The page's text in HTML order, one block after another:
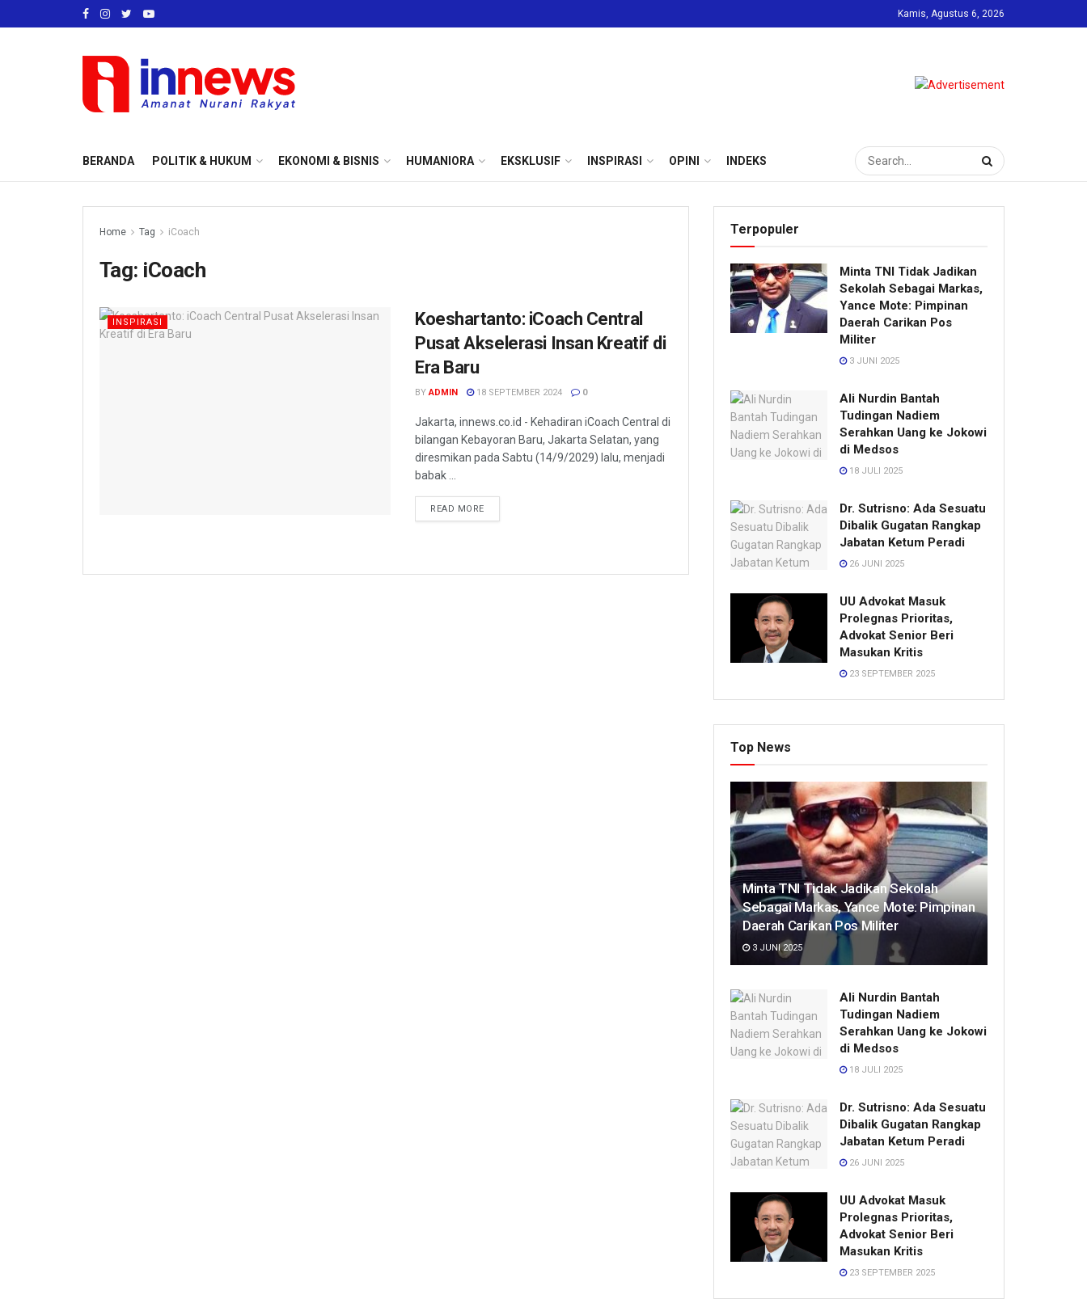
Kamis, Agustus 6, 2026
BERANDA POLITIK & HUKUM EKONOMI & BISNIS HUMANIORA EKSKLUSIF INSPIRASI OPINI INDEKS
Home Tag iCoach
Tag: iCoach
INSPIRASI
Koeshartanto: iCoach Central
Pusat Akselerasi Insan Kreatif di
Era Baru
BY ADMIN 18 SEPTEMBER 2024 0
Jakarta, innews.co.id - Kehadiran iCoach Central di
bilangan Kebayoran Baru, Jakarta Selatan, yang
diresmikan pada Sabtu (14/9/2029) lalu, menjadi
babak ...
READ MORE
Terpopuler
Minta TNI Tidak Jadikan
Sekolah Sebagai Markas,
Yance Mote: Pimpinan
Daerah Carikan Pos
Militer
3 JUNI 2025
Ali Nurdin Bantah
Tudingan Nadiem
Serahkan Uang ke Jokowi
di Medsos
18 JULI 2025
Dr. Sutrisno: Ada Sesuatu
Dibalik Gugatan Rangkap
Jabatan Ketum Peradi
26 JUNI 2025
UU Advokat Masuk
Prolegnas Prioritas,
Advokat Senior Beri
Masukan Kritis
23 SEPTEMBER 2025
Top News
Minta TNI Tidak Jadikan Sekolah
Sebagai Markas, Yance Mote: Pimpinan
Daerah Carikan Pos Militer
3 JUNI 2025
Ali Nurdin Bantah
Tudingan Nadiem
Serahkan Uang ke Jokowi
di Medsos
18 JULI 2025
Dr. Sutrisno: Ada Sesuatu
Dibalik Gugatan Rangkap
Jabatan Ketum Peradi
26 JUNI 2025
UU Advokat Masuk
Prolegnas Prioritas,
Advokat Senior Beri
Masukan Kritis
23 SEPTEMBER 2025